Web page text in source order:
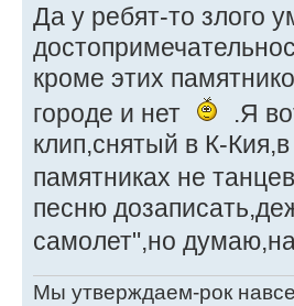
Да у ребят-то злого
кроме этих
городе и нет
.Я
клип,снятый в К-
памятниках не
песню
самолет",но
Мы утверждаем-рок